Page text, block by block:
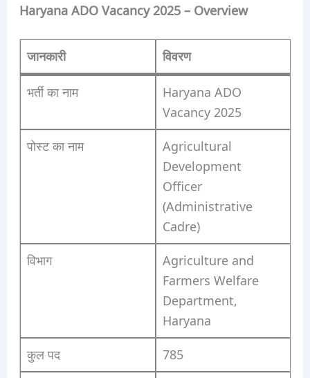
Haryana ADO Vacancy 2025 – Overview
जानकारी विवरण
भर्ती का नाम
Haryana ADO
Vacancy 2025
पोस्ट का नाम
Agricultural
Development
Officer
(Administrative
Cadre)
विभाग
Agriculture and
Farmers Welfare
Department,
Haryana
कुल पद 785